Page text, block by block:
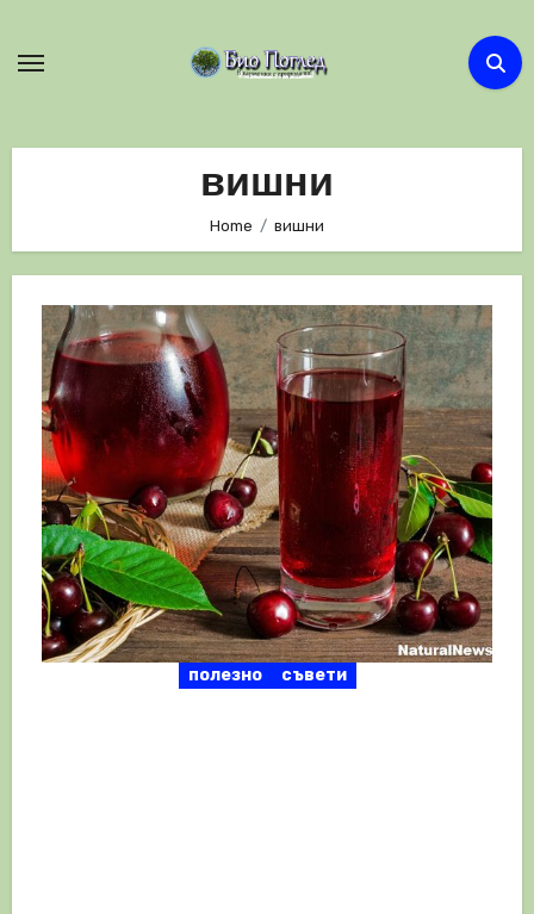
вишни
Home вишни
полезно съвети